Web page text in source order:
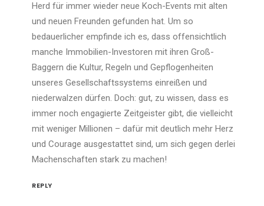
Herd für immer wieder neue Koch-Events mit alten
und neuen Freunden gefunden hat. Um so
bedauerlicher empfinde ich es, dass offensichtlich
manche Immobilien-Investoren mit ihren Groß-
Baggern die Kultur, Regeln und Gepflogenheiten
unseres Gesellschaftssystems einreißen und
niederwalzen dürfen. Doch: gut, zu wissen, dass es
immer noch engagierte Zeitgeister gibt, die vielleicht
mit weniger Millionen – dafür mit deutlich mehr Herz
und Courage ausgestattet sind, um sich gegen derlei
Machenschaften stark zu machen!
REPLY